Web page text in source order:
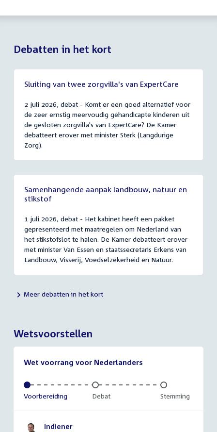
Debatten in het kort
Sluiting van twee zorgvilla's van ExpertCare
2 juli 2026, debat - Komt er een goed alternatief voor
de zeer ernstig meervoudig gehandicapte kinderen uit
de gesloten zorgvilla's van ExpertCare? De Kamer
debatteert erover met minister Sterk (Langdurige
Zorg).
Samenhangende aanpak landbouw, natuur en
stikstof
1 juli 2026, debat - Het kabinet heeft een pakket
gepresenteerd met maatregelen om Nederland van
het stikstofslot te halen. De Kamer debatteert erover
met minister Van Essen en staatssecretaris Erkens van
Landbouw, Visserij, Voedselzekerheid en Natuur.
Meer debatten in het kort
Wetsvoorstellen
Wet voorrang voor Nederlanders
Voltooid:
Voorbereiding Onvoltooid:
Debat Onvoltooid:
Stemming
Indiener